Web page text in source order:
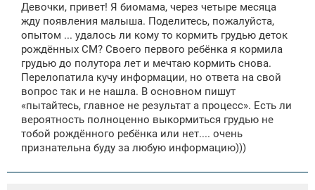
б
щ
е
н
и
Девочки, привет! Я биомама, через четыре месяца
жду появления малыша. Поделитесь, пожалуйста,
опытом ... удалось ли кому то кормить грудью деток
рождённых СМ? Своего первого ребёнка я кормила
грудью до полутора лет и мечтаю кормить снова.
Перелопатила кучу информации, но ответа на свой
вопрос так и не нашла. В основном пишут
«пытайтесь, главное не результат а процесс». Есть ли
вероятность полноценно выкормиться грудью не
тобой рождённого ребёнка или нет.... очень
признательна буду за любую информацию)))